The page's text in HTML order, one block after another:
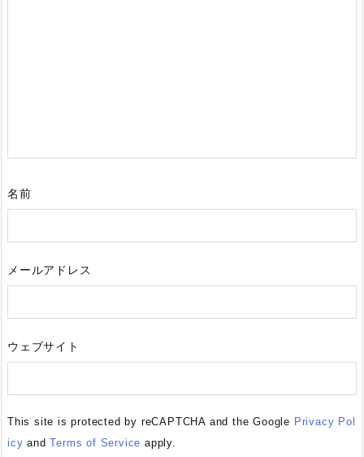
名前
メールアドレス
ウェブサイト
This site is protected by reCAPTCHA and the Google Privacy Pol
icy andTerms of Service apply.